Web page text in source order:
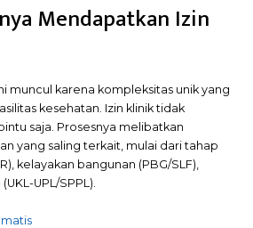
Mendapatkan Izin
muncul karena kompleksitas unik yang
kesehatan. Izin klinik tidak
saja. Prosesnya melibatkan
yang saling terkait, mulai dari tahap
kelayakan bangunan (PBG/SLF),
UPL/SPPL).